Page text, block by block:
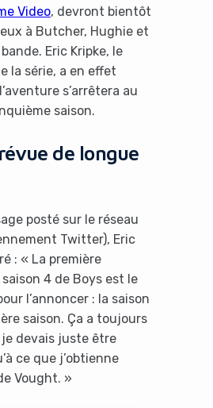
Video, devront bientôt
à Butcher, Hughie et
Eric Kripke, le
la série, a en effet
s’arrêtera au
saison.
de longue
posté sur le réseau
Twitter), Eric
: « La première
4 de Boys est le
l’annoncer : la saison
saison. Ça a toujours
devais juste être
ce que j’obtienne
Vought. »